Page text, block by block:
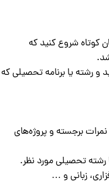
شروع کنید که
و رشته یا برنامه تحصیلی که
برجسته و پروژه‌های
رشته تحصیلی مورد نظر.
زبانی و …